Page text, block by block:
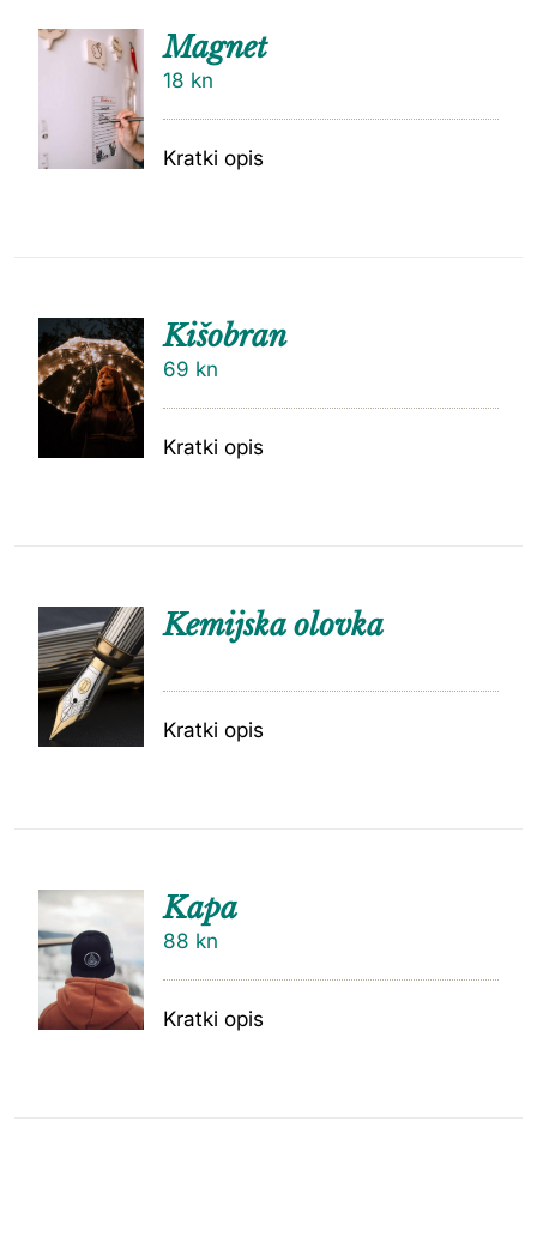
DODAJ
Magnet
18 kn
Kratki opis
DODAJ
U
KOŠARI
Kišobran
69 kn
Kratki opis
Kemijska olovka
Kratki opis
KOŠARI
CU
Kapa
88 kn
Kratki opis